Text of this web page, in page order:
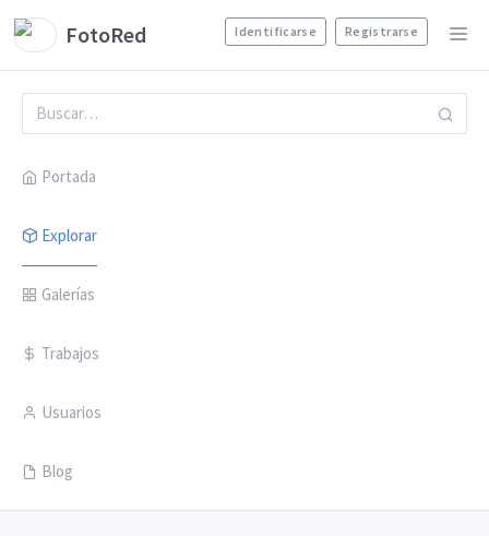
FotoRed Identificarse Registrarse
Portada
Explorar
Galerías
Trabajos
Usuarios
Blog